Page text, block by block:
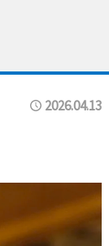
2026.04.13